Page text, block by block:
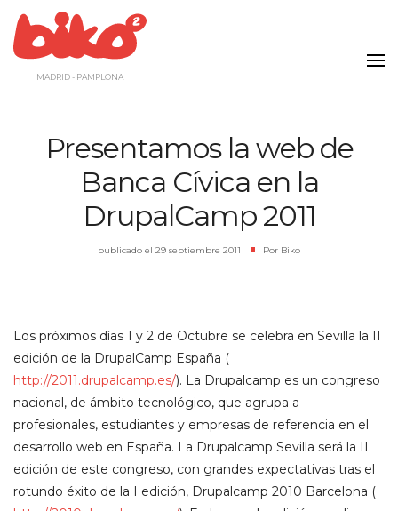
contenido
MADRID - PAMPLONA
Presentamos la web de
Banca Cívica en la
DrupalCamp 2011
publicado el 29 septiembre 2011 Por Biko
Los próximos días 1 y 2 de Octubre se celebra en Sevilla la II
edición de la DrupalCamp España (
http://2011.drupalcamp.es/). La Drupalcamp es un congreso
nacional, de ámbito tecnológico, que agrupa a
profesionales, estudiantes y empresas de referencia en el
desarrollo web en España. La Drupalcamp Sevilla será la II
edición de este congreso, con grandes expectativas tras el
rotundo éxito de la I edición, Drupalcamp 2010 Barcelona (